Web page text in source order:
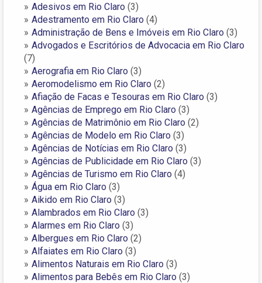
Adesivos em Rio Claro (3)
Adestramento em Rio Claro (4)
Administração de Bens e Imóveis em Rio Claro (3)
Advogados e Escritórios de Advocacia em Rio Claro
(7)
Aerografia em Rio Claro (3)
Aeromodelismo em Rio Claro (2)
Afiação de Facas e Tesouras em Rio Claro (3)
Agências de Emprego em Rio Claro (3)
Agências de Matrimônio em Rio Claro (2)
Agências de Modelo em Rio Claro (3)
Agências de Notícias em Rio Claro (3)
Agências de Publicidade em Rio Claro (3)
Agências de Turismo em Rio Claro (4)
Água em Rio Claro (3)
Aikido em Rio Claro (3)
Alambrados em Rio Claro (3)
Alarmes em Rio Claro (3)
Albergues em Rio Claro (2)
Alfaiates em Rio Claro (3)
Alimentos Naturais em Rio Claro (3)
Alimentos para Bebês em Rio Claro (3)